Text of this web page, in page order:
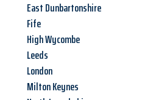
East Dunbartonshire
Fife
High Wycombe
Leeds
London
Milton Keynes